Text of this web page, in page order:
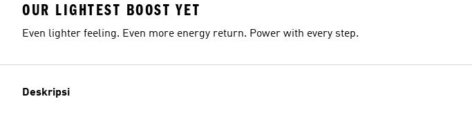
OUR LIGHTEST BOOST YET
Even lighter feeling. Even more energy return. Power with every step.
Deskripsi